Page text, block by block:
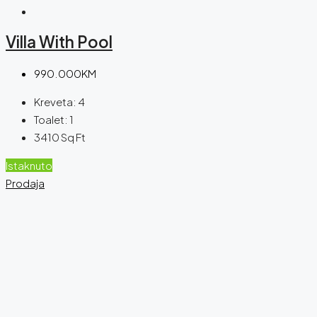
Villa With Pool
990.000KM
Kreveta: 4
Toalet: 1
3410Sq Ft
Istaknuto
Prodaja